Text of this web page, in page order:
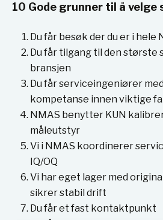
10 Gode grunner til å velge
Du får besøk der du er i hele
Du får tilgang til den største
bransjen
Du får serviceingeniører
kompetanse innen viktige
NMAS benytter KUN
måleutstyr
Vi i NMAS koordinerer
IQ/OQ
Vi har eget lager med
sikrer stabil drift
Du får et fast kontaktpunkt